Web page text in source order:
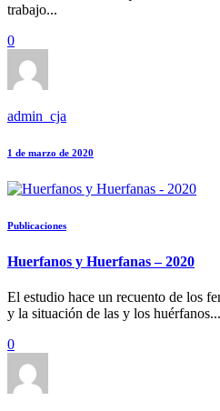
trabajo...
0
admin_cja
1 de marzo de 2020
Publicaciones
Huerfanos y Huerfanas – 2020
El estudio hace un recuento de los
y la situación de las y los huérfanos...
0